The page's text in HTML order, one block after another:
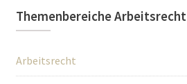
Themenbereiche Arbeitsrecht
Arbeitsrecht